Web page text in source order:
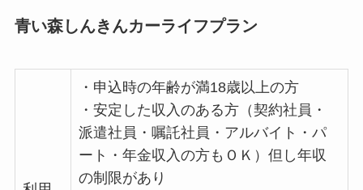
青い森しんきんカーライフプラン
・申込時の年齢が満18歳以上の方
・安定した収入のある方（契約社員・
派遣社員・嘱託社員・アルバイト・パ
ート・年金収入の方もＯＫ）但し年収
の制限があり